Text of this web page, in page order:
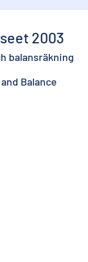
2003
balansräkning
Balance